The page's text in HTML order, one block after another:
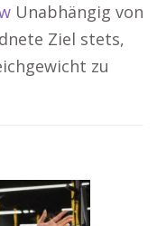
Unabhängig von
Ziel stets,
zu